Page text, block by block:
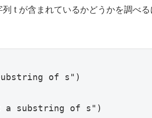
t が含まれているかどうかを調べ
of s"
substring of s"